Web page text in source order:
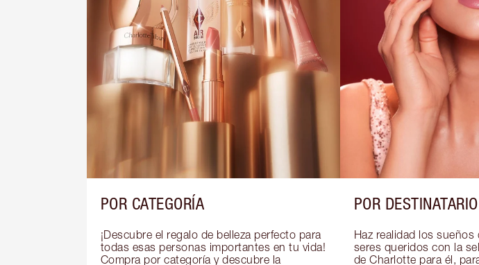
POR CATEGORÍA
¡Descubre el regalo de belleza perfecto para
todas esas personas importantes en tu vida!
Compra por categoría y descubre la
POR DESTINATARIO
Haz realidad los sueños
seres queridos con la
de Charlotte para él,